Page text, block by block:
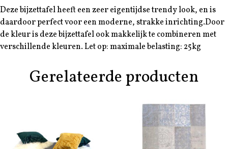
Deze bijzettafel heeft een zeer eigentijdse trendy look, en is
daardoor perfect voor een moderne, strakke inrichting.Door
de kleur is deze bijzettafel ook makkelijk te combineren met
verschillende kleuren. Let op: maximale belasting: 25kg
Gerelateerde producten